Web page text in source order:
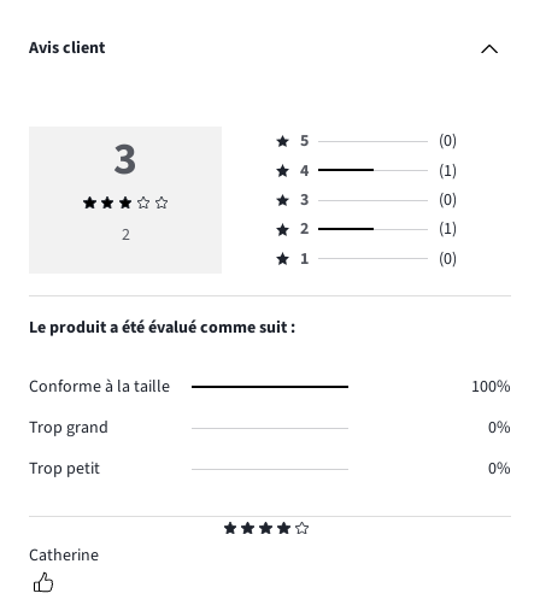
Avis client
4
Catherine
3
Note
moyenne
2
Note
5,
nombre
de
votes
0.
5
(0)
Note
4,
nombre
de
1.
4
(1)
Note
3,
nombre
0.
3
(0)
Note
2,
votes
2
(1)
Note
1,
nombre
de
0.
1 (0)
Le produit a été évalué comme suit :
Conforme à la taille
100%
Trop grand
0%
Trop petit
0%